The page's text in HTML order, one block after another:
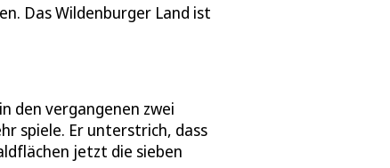
Das Wildenburger Land ist
den vergangenen zwei
spiele. Er unterstrich, dass
jetzt die sieben